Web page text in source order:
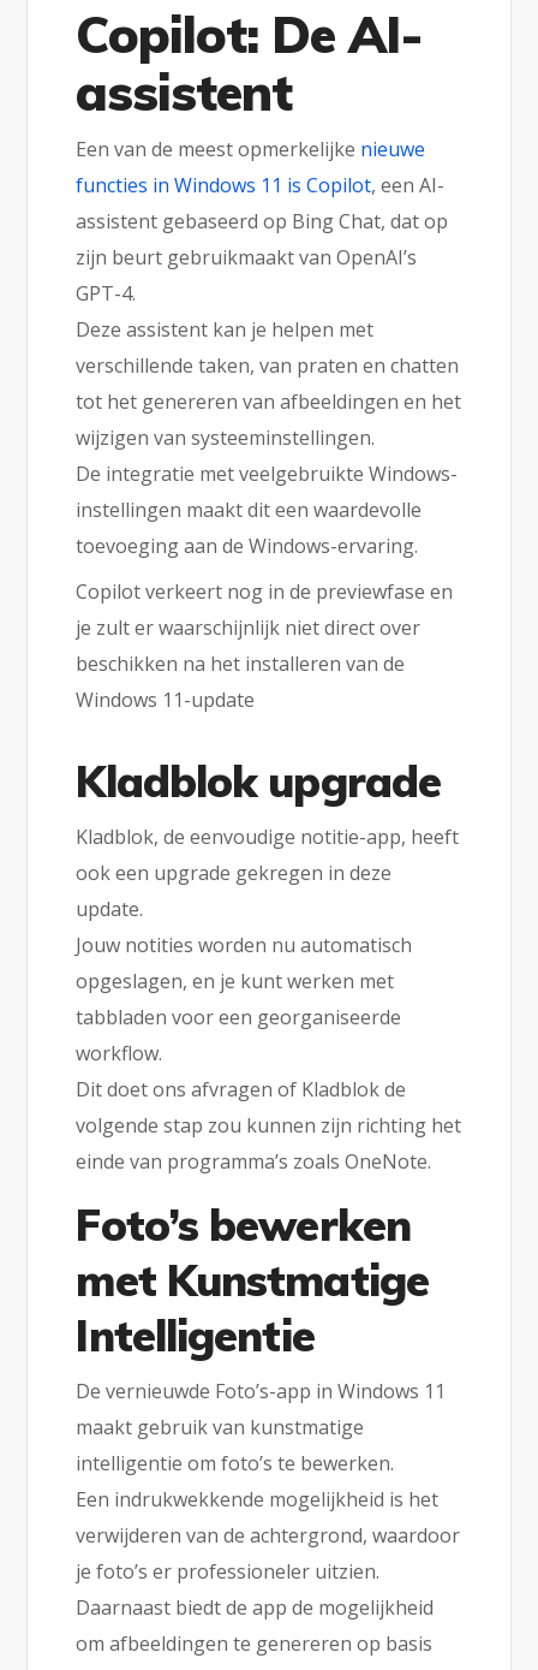
Copilot: De AI-
assistent
Een van de meest opmerkelijke nieuwe
functies in Windows 11 is Copilot, een AI-
assistent gebaseerd op Bing Chat, dat op
zijn beurt gebruikmaakt van OpenAI’s
GPT-4.
Deze assistent kan je helpen met
verschillende taken, van praten en chatten
tot het genereren van afbeeldingen en het
wijzigen van systeeminstellingen.
De integratie met veelgebruikte Windows-
instellingen maakt dit een waardevolle
toevoeging aan de Windows-ervaring.
Copilot verkeert nog in de previewfase en
je zult er waarschijnlijk niet direct over
beschikken na het installeren van de
Windows 11-update
Kladblok upgrade
Kladblok, de eenvoudige notitie-app, heeft
ook een upgrade gekregen in deze
update.
Jouw notities worden nu automatisch
opgeslagen, en je kunt werken met
tabbladen voor een georganiseerde
workflow.
Dit doet ons afvragen of Kladblok de
volgende stap zou kunnen zijn richting het
einde van programma’s zoals OneNote.
Foto’s bewerken
met Kunstmatige
Intelligentie
De vernieuwde Foto’s-app in Windows 11
maakt gebruik van kunstmatige
intelligentie om foto’s te bewerken.
Een indrukwekkende mogelijkheid is het
verwijderen van de achtergrond, waardoor
je foto’s er professioneler uitzien.
Daarnaast biedt de app de mogelijkheid
om afbeeldingen te genereren op basis